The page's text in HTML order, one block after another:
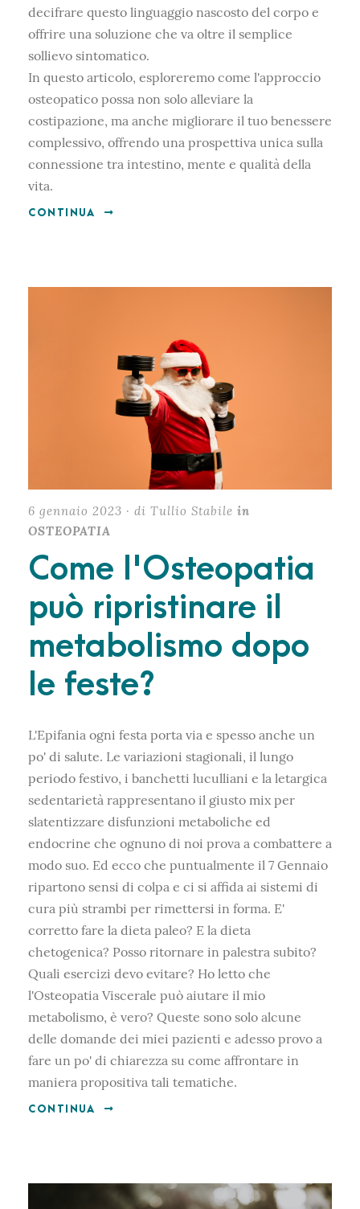
decifrare questo linguaggio nascosto del corpo e
offrire una soluzione che va oltre il semplice
sollievo sintomatico.
In questo articolo, esploreremo come l'approccio
osteopatico possa non solo alleviare la
costipazione, ma anche migliorare il tuo benessere
complessivo, offrendo una prospettiva unica sulla
connessione tra intestino, mente e qualità della
vita.
CONTINUA
6 gennaio 2023 · di Tullio Stabile in
OSTEOPATIA
Come l'Osteopatia
può ripristinare il
metabolismo dopo
le feste?
L'Epifania ogni festa porta via e spesso anche un
po' di salute. Le variazioni stagionali, il lungo
periodo festivo, i banchetti luculliani e la letargica
sedentarietà rappresentano il giusto mix per
slatentizzare disfunzioni metaboliche ed
endocrine che ognuno di noi prova a combattere a
modo suo. Ed ecco che puntualmente il 7 Gennaio
ripartono sensi di colpa e ci si affida ai sistemi di
cura più strambi per rimettersi in forma. E'
corretto fare la dieta paleo? E la dieta
chetogenica? Posso ritornare in palestra subito?
Quali esercizi devo evitare? Ho letto che
l'Osteopatia Viscerale può aiutare il mio
metabolismo, è vero? Queste sono solo alcune
delle domande dei miei pazienti e adesso provo a
fare un po' di chiarezza su come affrontare in
maniera propositiva tali tematiche.
CONTINUA